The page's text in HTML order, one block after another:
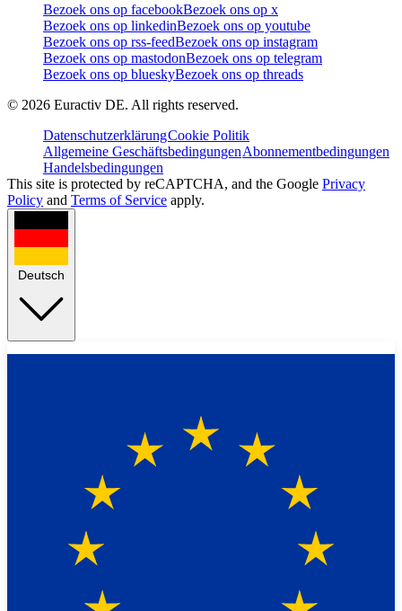
Bezoek ons op facebookBezoek ons op x
Bezoek ons op linkedinBezoek ons op youtube
Bezoek ons op rss-feedBezoek ons op instagram
Bezoek ons op mastodonBezoek ons op telegram
Bezoek ons op blueskyBezoek ons op threads
© 2026 Euractiv DE. All rights reserved.
DatenschutzerklärungCookie Politik
Allgemeine GeschäftsbedingungenAbonnementbedingungen
Handelsbedingungen
This site is protected by reCAPTCHA, and the Google Privacy
Policy and Terms of Service apply.
Deutsch